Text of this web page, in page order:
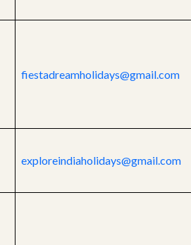
fiestadreamholidays@gmail.com
exploreindiaholidays@gmail.com